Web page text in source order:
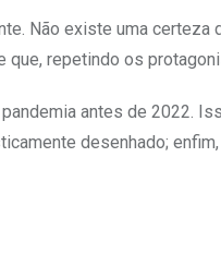
Não existe uma
repetindo os
antes de 2022.
desenhado;